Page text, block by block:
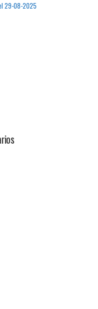
29-08-2025